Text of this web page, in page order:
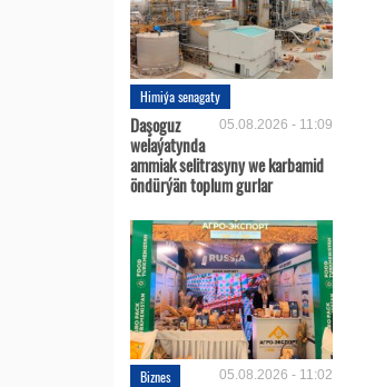
Himiýa senagaty
05.08.2026 - 11:09
Daşoguz
welaýatynda
ammiak selitrasyny we karbamid
öndürýän toplum gurlar
Biznes 05.08.2026 - 11:02